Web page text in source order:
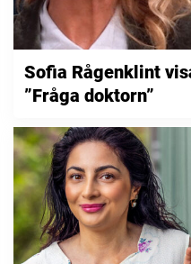
Sofia Rågenklint
”Fråga doktorn”